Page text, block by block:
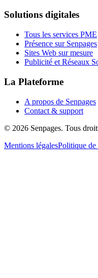
Solutions digitales
Tous les services PME
Présence sur Senpages
Sites Web sur mesure
Publicité et Réseaux
La Plateforme
A propos de Senpages
Contact & support
© 2026 Senpages. Tous
Mentions légalesPolitique